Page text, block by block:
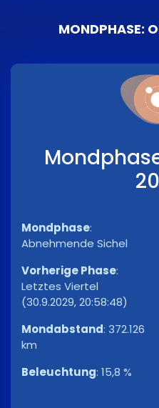
MONDPHASE:
Mondphase:
Abnehmende Sichel
Vorherige Phase:
Letztes Viertel
(30.9.2029, 20:58:48)
Mondabstand: 372.126
km
Beleuchtung: 15,8 %